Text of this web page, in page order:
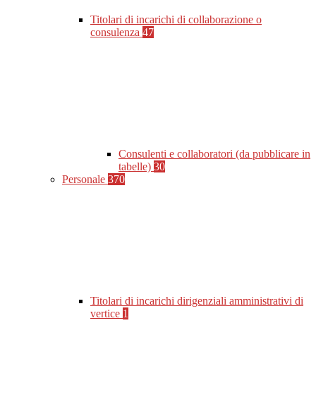
Titolari di incarichi di collaborazione o
consulenza 47
Consulenti e collaboratori (da pubblicare in
tabelle) 30
Personale 370
Titolari di incarichi dirigenziali amministrativi di
vertice 1